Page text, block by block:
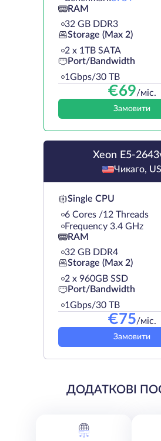
RAM
32 GB DDR3
Storage (Max 2)
2 х 1TB SATA
Port/Bandwidth
1Gbps/30 TB
€69/міс.
Замовити
Xeon E5-
Чикаго, US
Single CPU
6 Cores /12 Threads
Frequency 3.4 GHz
RAM
32 GB DDR4
Storage (Max 2)
2 х 960GB SSD
Port/Bandwidth
1Gbps/30 TB
€75/міс.
Замовити
ДОДАТКОВІ